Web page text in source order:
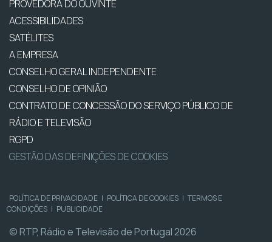
PROVEDORA DO OUVINTE
ACESSIBILIDADES
SATÉLITES
A EMPRESA
CONSELHO GERAL INDEPENDENTE
CONSELHO DE OPINIÃO
CONTRATO DE CONCESSÃO DO SERVIÇO PÚBLICO DE
RÁDIO E TELEVISÃO
RGPD
GESTÃO DAS DEFINIÇÕES DE COOKIES
POLÍTICA DE PRIVACIDADE | POLÍTICA DE COOKIES | TERMOS E
CONDIÇÕES | PUBLICIDADE
© RTP, Rádio e Televisão de Portugal 2026